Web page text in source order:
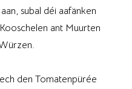
subal déi aafänken
ant Muurten
den Tomatenpürée